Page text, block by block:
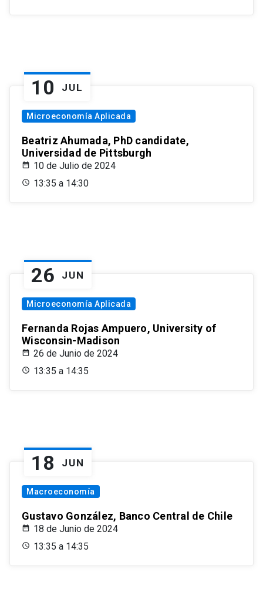
10 JUL
Microeconomía Aplicada
Beatriz Ahumada, PhD candidate,
Universidad de Pittsburgh
10 de Julio de 2024
13:35 a 14:30
26 JUN
Microeconomía Aplicada
Fernanda Rojas Ampuero, University of
Wisconsin-Madison
26 de Junio de 2024
13:35 a 14:35
18 JUN
Macroeconomía
Gustavo González, Banco Central de Chile
18 de Junio de 2024
13:35 a 14:35